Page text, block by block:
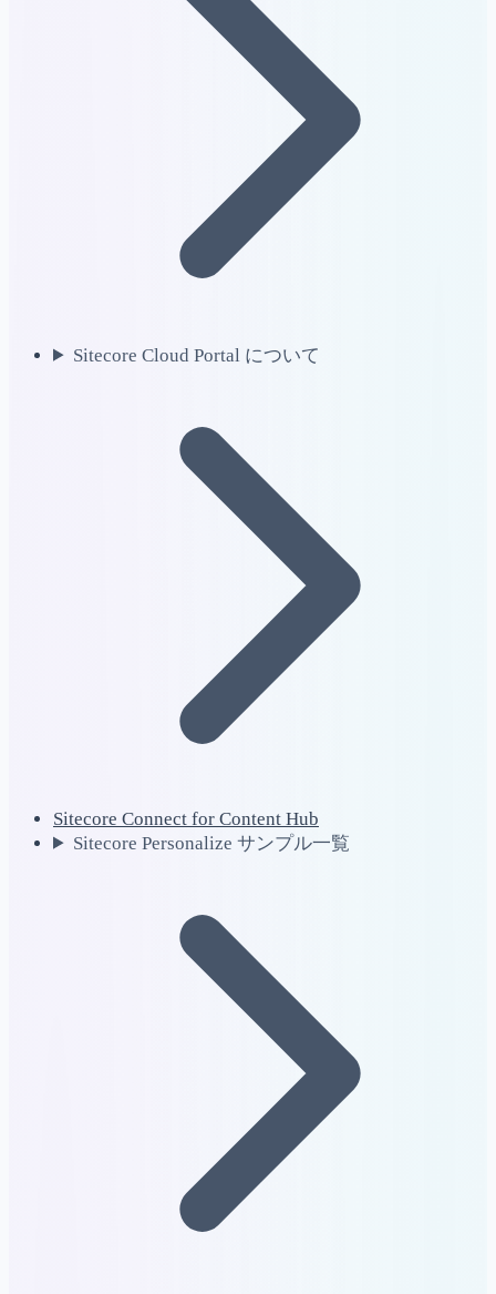
Sitecore Cloud Portal について
Sitecore Connect for Content Hub
Sitecore Personalize サンプル一覧